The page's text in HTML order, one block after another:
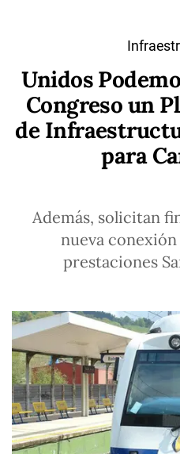
Unidos
Congreso un
de
para
Además, solicitan
nueva
prestaciones